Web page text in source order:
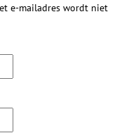
e-mailadres wordt niet